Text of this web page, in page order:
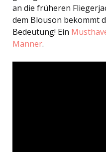
an die früheren
dem Blouson bekommt
Bedeutung! Ein
Männer.